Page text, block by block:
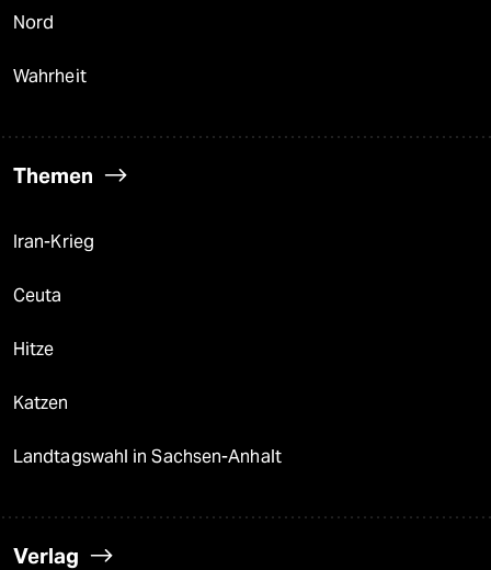
Nord
Wahrheit
Themen
Iran-Krieg
Ceuta
Hitze
Katzen
Landtagswahl in Sachsen-Anhalt
Verlag